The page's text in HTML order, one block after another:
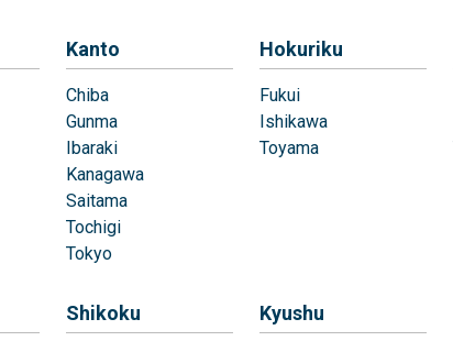
Kanto
Chiba
Gunma
Ibaraki
Kanagawa
Saitama
Tochigi
Tokyo
Hokuriku
Fukui
Ishikawa
Toyama
Shikoku Kyushu